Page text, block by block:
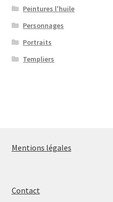
Peintures l'huile
Personnages
Portraits
Templiers
Mentions légales
Contact